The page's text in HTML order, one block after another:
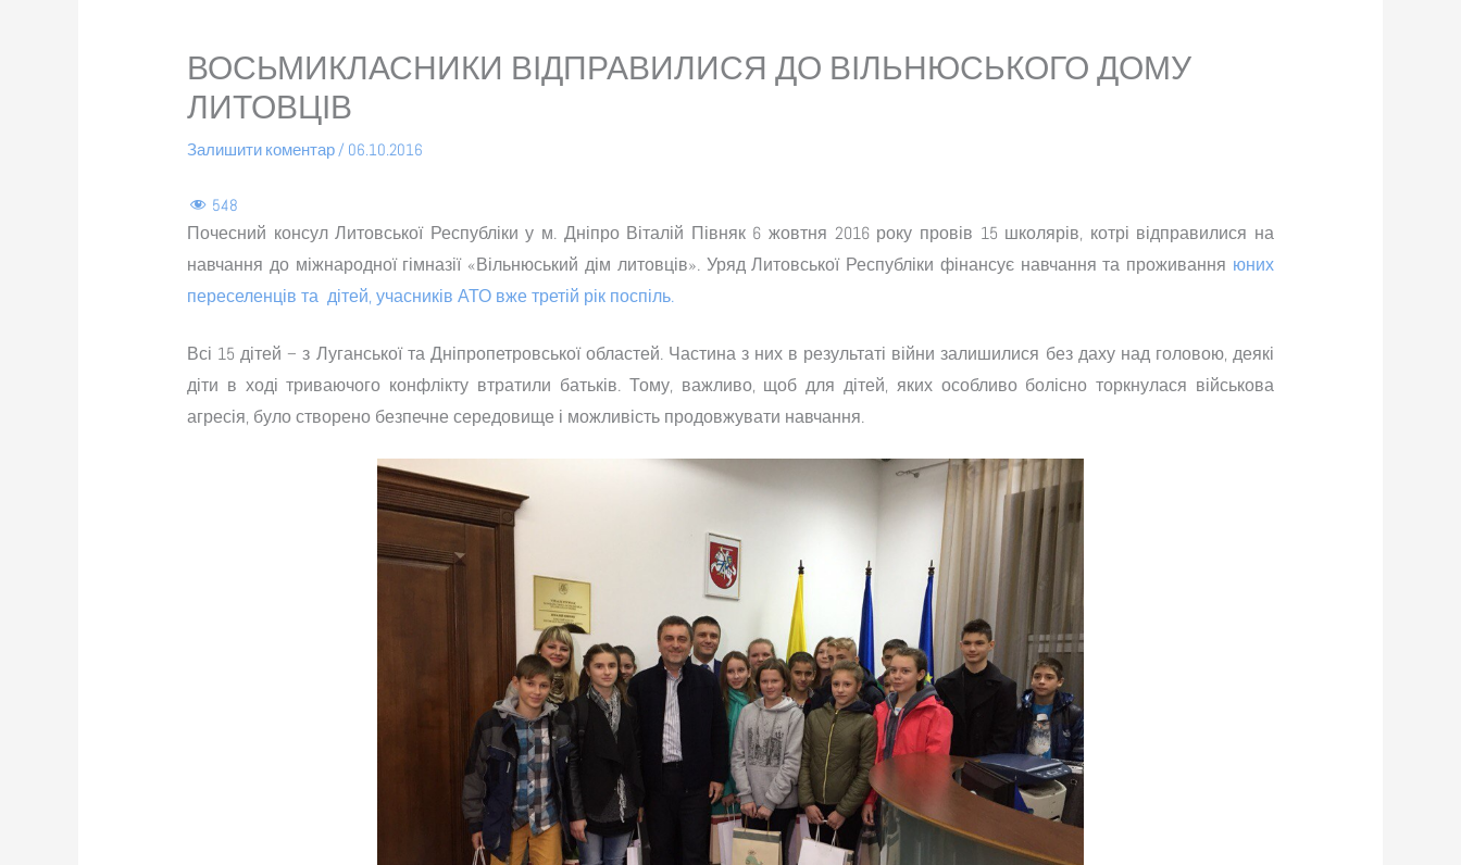
ВОСЬМИКЛАСНИКИ ВІДПРАВИЛИСЯ ДО ВІЛЬНЮСЬКОГО ДОМУ
ЛИТОВЦІВ
Залишити коментар/ 06.10.2016
548
Почесний консул Литовської Республіки у м. Дніпро Віталій Півняк 6 жовтня 2016 року провів 15 школярів, котрі відправилися на
навчання до міжнародної гімназії «Вільнюський дім литовців». Уряд Литовської Республіки фінансує навчання та проживання юних
переселенців та дітей, учасників АТО вже третій рік поспіль.
Всі 15 дітей – з Луганської та Дніпропетровської областей. Частина з них в результаті війни залишилися без даху над головою, деякі
діти в ході триваючого конфлікту втратили батьків. Тому, важливо, щоб для дітей, яких особливо болісно торкнулася військова
агресія, було створено безпечне середовище і можливість продовжувати навчання.